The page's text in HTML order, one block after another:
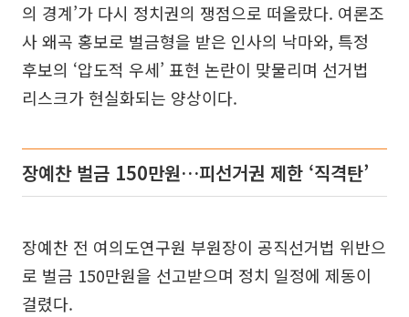
의 경계’가 다시 정치권의 쟁점으로 떠올랐다. 여론조
사 왜곡 홍보로 벌금형을 받은 인사의 낙마와, 특정
후보의 ‘압도적 우세’ 표현 논란이 맞물리며 선거법
리스크가 현실화되는 양상이다.
장예찬 벌금 150만원…피선거권 제한 ‘직격탄’
장예찬 전 여의도연구원 부원장이 공직선거법 위반으
로 벌금 150만원을 선고받으며 정치 일정에 제동이
걸렸다.